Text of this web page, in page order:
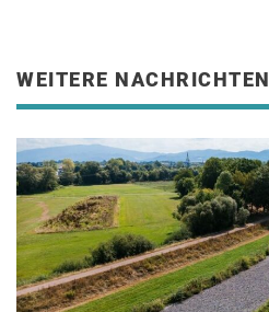
WEITERE NACHRICHTEN